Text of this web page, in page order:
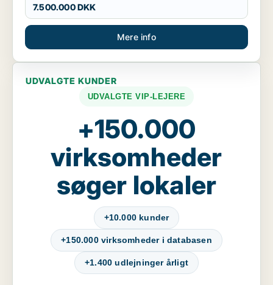
7.500.000 DKK
Mere info
UDVALGTE KUNDER
UDVALGTE VIP-LEJERE
+150.000
virksomheder
søger lokaler
+10.000 kunder
+150.000 virksomheder i databasen
+1.400 udlejninger årligt